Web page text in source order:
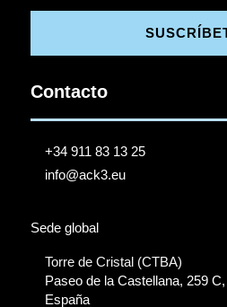
Contacto
+34 911 83 13 25
info@ack3.eu
Sede global
Torre de Cristal (CTBA)
Paseo de la Castellana, 259
España